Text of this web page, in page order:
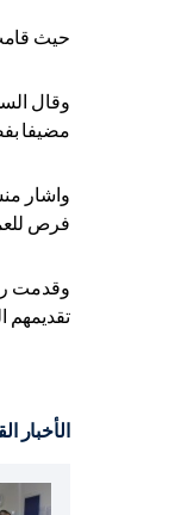
حيث قامت الوكالة
مضيفا
واشار
فرص
وقدمت
تقديمهم
الأخبار